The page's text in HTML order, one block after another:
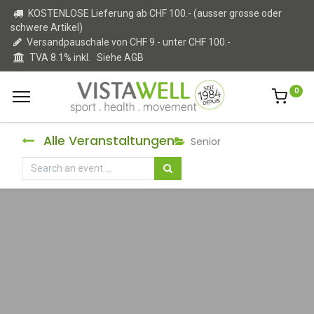
KOSTENLOSE Lieferung ab CHF 100.- (ausser grosse oder
schwere Artikel)
Versandpauschale von CHF 9.- unter CHF 100.-
TVA 8.1% inkl. Siehe AGB
0
Alle Veranstaltungen Senior